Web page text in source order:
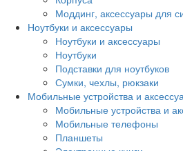
Моддинг, аксессуары для
Ноутбуки и аксессуары
Ноутбуки и аксессуары
Ноутбуки
Подставки для ноутбуков
Сумки, чехлы, рюкзаки
Мобильные устройства и
Мобильные устройства и
Мобильные телефоны
Планшеты